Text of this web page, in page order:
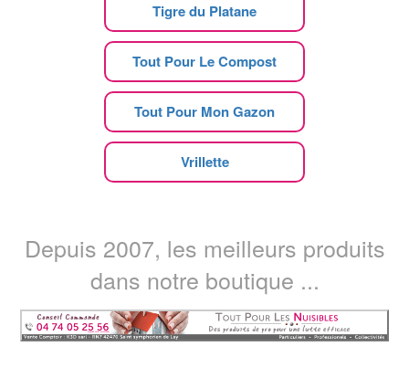
Tigre du Platane
Tout Pour Le Compost
Tout Pour Mon Gazon
Vrillette
Depuis 2007, les meilleurs produits
dans notre boutique ...